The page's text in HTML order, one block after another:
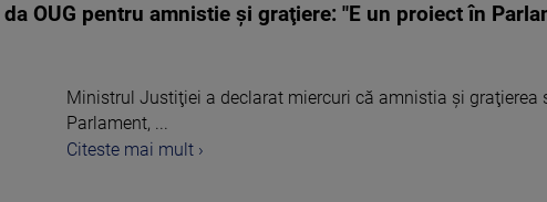
OUG pentru amnistie şi graţiere: "E un proiect în
Ministrul Justiţiei a declarat miercuri că amnistia şi graţierea
Parlament, ...
Citeste mai mult ›